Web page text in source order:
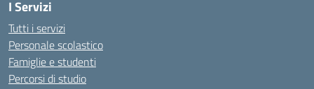
I Servizi
Tutti i servizi
Personale scolastico
Famiglie e studenti
Percorsi di studio